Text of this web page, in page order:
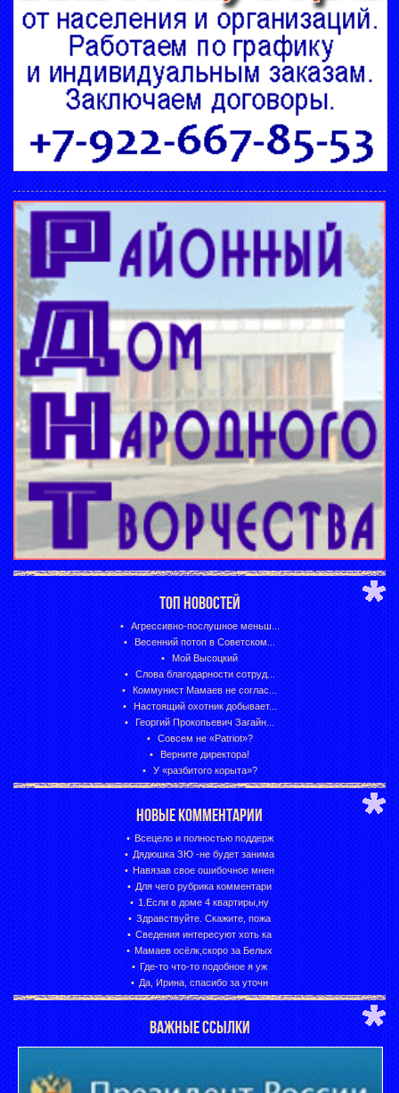
ТОП НОВОСТЕЙ
Агрессивно-послушное меньш...
Весенний потоп в Советском...
Мой Высоцкий
Слова благодарности сотруд...
Коммунист Мамаев не соглас...
Настоящий охотник добывает...
Георгий Прокопьевич Загайн...
Совсем не «Patriot»?
Верните директора!
У «разбитого корыта»?
НОВЫЕ КОММЕНТАРИИ
Всецело и полностью поддерж
Дядюшка ЗЮ -не будет занима
Навязав свое ошибочное мнен
Для чего рубрика комментари
1.Если в доме 4 квартиры,ну
Здравствуйте. Скажите, пожа
Сведения интересуют хоть ка
Мамаев осёлк,скоро за Белых
Где-то что-то подобное я уж
Да, Ирина, спасибо за уточн
ВАЖНЫЕ ССЫЛКИ